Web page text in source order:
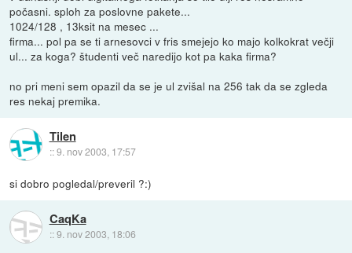
počasni. sploh za poslovne pakete...
1024/128 , 13ksit na mesec ...
firma... pol pa se ti arnesovci v fris smejejo ko majo kolkokrat večji
ul... za koga? študenti več naredijo kot pa kaka firma?
no pri meni sem opazil da se je ul zvišal na 256 tak da se zgleda
res nekaj premika.
Tilen
::9. nov 2003, 17:57
si dobro pogledal/preveril ?:)
CaqKa
::9. nov 2003, 18:06